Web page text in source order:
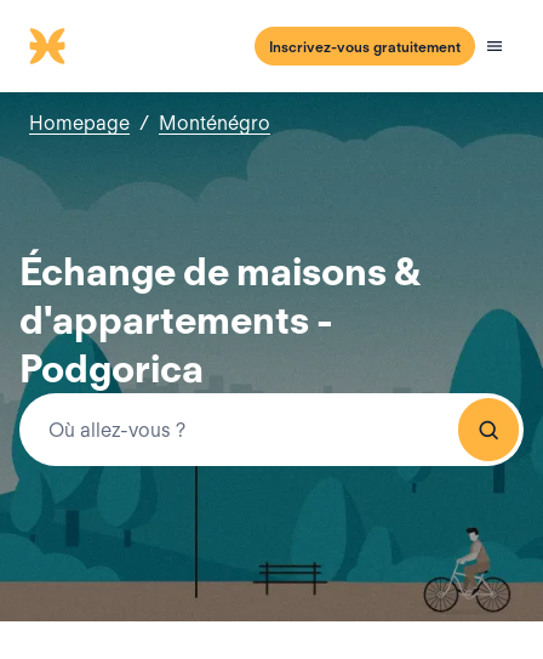
Inscrivez-vous gratuitement
Homepage / Monténégro
Échange de maisons &
d'appartements -
Podgorica